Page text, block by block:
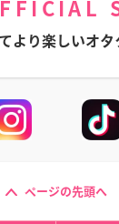
より楽しいオタ
ページの先頭へ